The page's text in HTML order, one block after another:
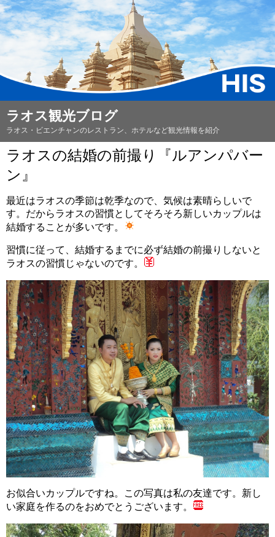
ラオス観光ブログ
ラオス・ビエンチャンのレストラン、ホテルなど観光情報を紹介
ラオスの結婚の前撮り『ルアンパバー
ン』
最近はラオスの季節は乾季なので、気候は素晴らしいで
す。だからラオスの習慣としてそろそろ新しいカップルは
結婚することが多いです。
習慣に従って、結婚するまでに必ず結婚の前撮りしないと
ラオスの習慣じゃないのです。
お似合いカップルですね。この写真は私の友達です。新し
い家庭を作るのをおめでとうございます。